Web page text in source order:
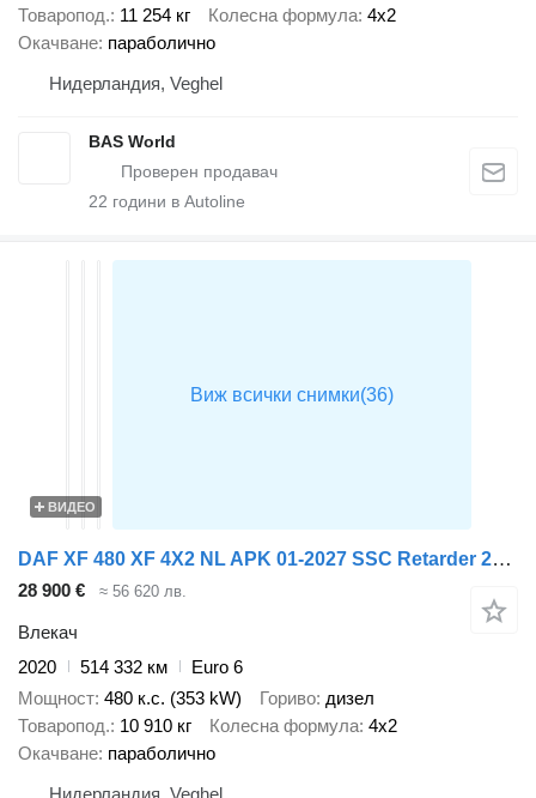
Товаропод. 11 254 кг Колесна формула 4x2
Окачване параболично
Нидерландия, Veghel
BAS World
22 години в Autoline
ВИДЕО
DAF XF 480 XF 4X2 NL APK 01-2027 SSC Retarder 2xTanks Standklima ACC
28 900 € ≈ 56 620 лв.
Влекач
2020
514 332 км
Euro 6
Мощност 480 к.с. (353 kW) Гориво дизел
Товаропод. 10 910 кг Колесна формула 4x2
Окачване параболично
Нидерландия, Veghel